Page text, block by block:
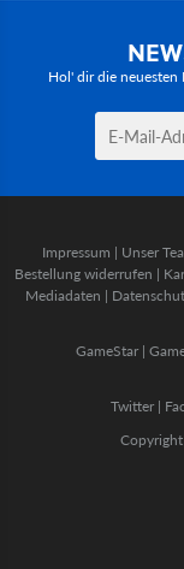
Hol' dir die neuesten
Impressum | Unser
Bestellung widerrufen |
Mediadaten |
GameStar|
Twitter |